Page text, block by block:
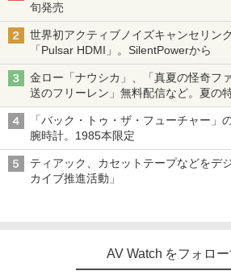
旬発売
世界初アクティブノイズキャンセリン
「Pulsar HDMI」。SilentPowerから
金ロー「ナウシカ」、「真夏の怪奇フ
送のフリーレン」無料配信など。夏の
「バック・トゥ・ザ・フューチャー」
腕時計。1985本限定
ティアック、カセットテープなどをデ
カイブ推進活動」
AV Watch をフォロ